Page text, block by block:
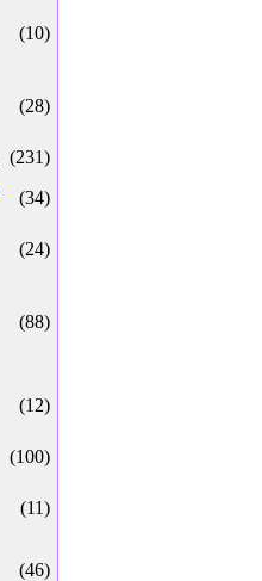
(10)
(28)
(231)
(34)
(24)
(88)
(12)
(100)
(11)
(46)